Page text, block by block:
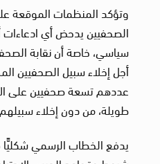
وتؤكد المنظمات الموقعة
الصحفيين يدحض أي ادعاءات
سياسي، خاصة أن نقابة
أجل إخلاء سبيل الصحفيين
عددهم تسعة صحفيين على
طويلة، من دون إخلاء
يدفع الخطاب الرسمي